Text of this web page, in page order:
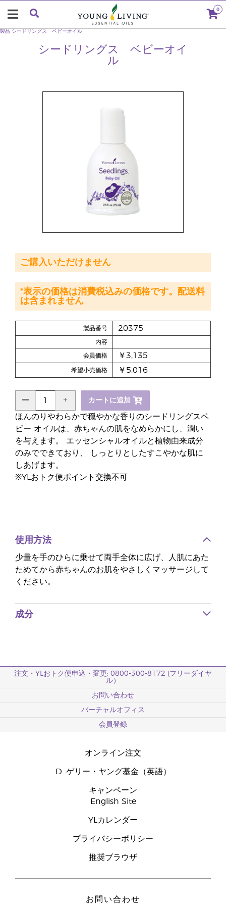
0
シードリングス ベビーオイ
ル
製品 シードリングス ベビーオイル
ほんのりやわらかで穏やかな香りのシードリングスベ
ビー オイルは、赤ちゃんの肌をなめらかにし、潤い
を与えます。 エッセンシャルオイルと植物由来成分
のみでできており、 しっとりとしたすこやかな肌に
しあげます。
※YLおトク便ポイント交換不可
製品番号 20375
内容
会員価格 ￥3,135
希望小売価格 ￥5,016
カートに追加
ご購入いただけません
*表示の価格は消費税込みの価格です。配送料
は含まれません
使用方法
少量を手のひらに乗せて両手全体に広げ、人肌にあた
ためてから赤ちゃんのお肌をやさしくマッサージして
ください。
成分
注文・YLおトク便申込・変更: 0800-300-8172 (フリーダイヤ
ル）
お問い合わせ
バーチャルオフィス
会員登録
オンライン注文
D. ゲリー・ヤング基金（英語）
キャンペーン
English Site
YLカレンダー
プライバシーポリシー
推奨ブラウザ
お問い合わせ